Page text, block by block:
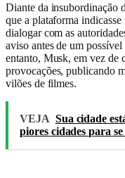
Diante da insubordinação
que a plataforma
dialogar com as
aviso antes de um
entanto, Musk, em vez de
provocações, publicando
vilões de filmes.
VEJA Sua cidade
piores cidades para